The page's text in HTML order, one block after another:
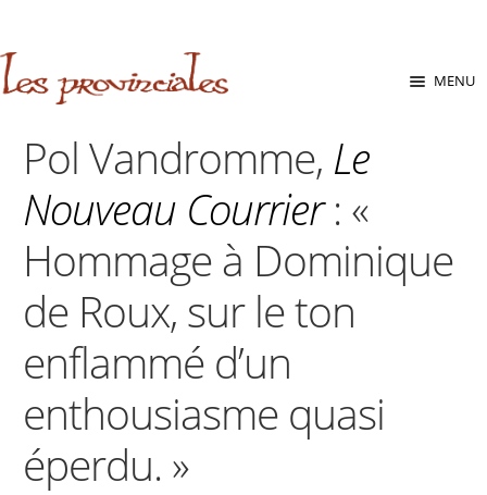
Aller
à
navigation
Aller
au
MENU
Pol Vandromme, Le
Nouveau Courrier: «
Hommage à Dominique
de Roux, sur le ton
enflammé d’un
enthousiasme quasi
éperdu. »